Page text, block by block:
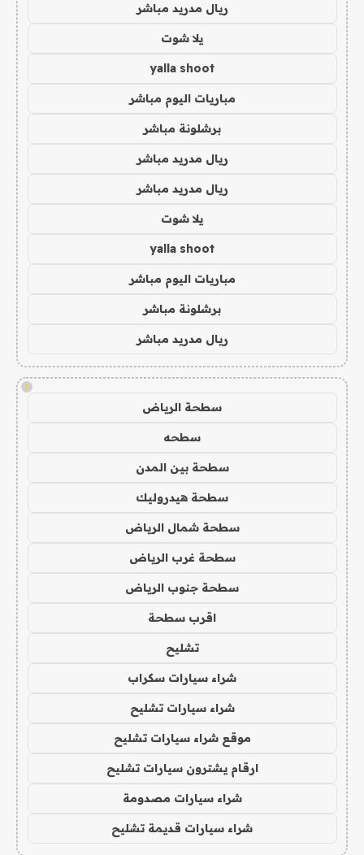
ريال مدريد مباشر
يلا شوت
yalla shoot
مباريات اليوم مباشر
برشلونة مباشر
ريال مدريد مباشر
ريال مدريد مباشر
يلا شوت
yalla shoot
مباريات اليوم مباشر
برشلونة مباشر
ريال مدريد مباشر
!
سطحة الرياض
سطحه
سطحة بين المدن
سطحة هيدروليك
سطحة شمال الرياض
سطحة غرب الرياض
سطحة جنوب الرياض
اقرب سطحة
تشليح
شراء سيارات سكراب
شراء سيارات تشليح
موقع شراء سيارات تشليح
ارقام يشترون سيارات تشليح
شراء سيارات مصدومة
شراء سيارات قديمة تشليح